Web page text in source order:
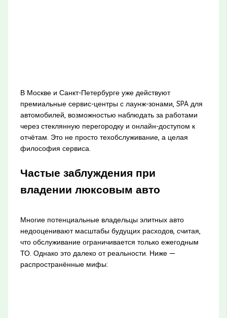
В Москве и Санкт-Петербурге уже действуют
премиальные сервис-центры с лаунж-зонами, SPA для
автомобилей, возможностью наблюдать за работами
через стеклянную перегородку и онлайн-доступом к
отчётам. Это не просто техобслуживание, а целая
философия сервиса.
Частые заблуждения при
владении люксовым авто
Многие потенциальные владельцы элитных авто
недооценивают масштабы будущих расходов, считая,
что обслуживание ограничивается только ежегодным
ТО. Однако это далеко от реальности. Ниже —
распространённые мифы: